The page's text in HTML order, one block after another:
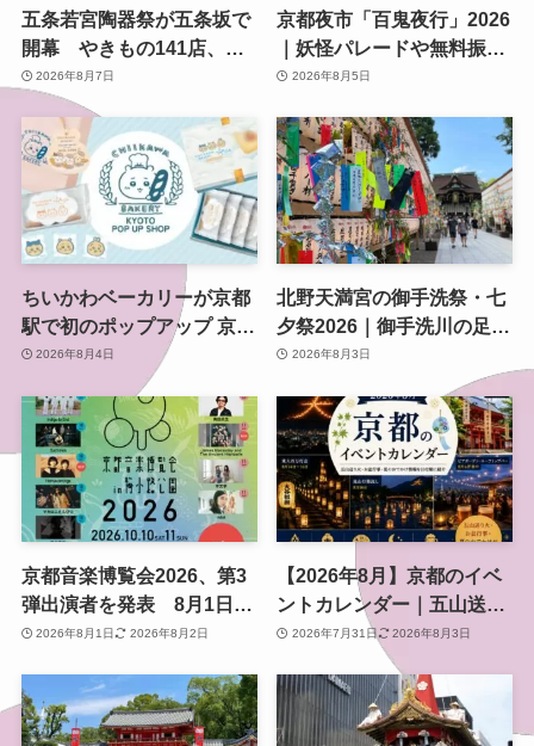
五条若宮陶器祭が五条坂で
開幕 やきもの141店、会
場は五条通の南側にも拡大
2026年8月7日
京都夜市「百鬼夜行」2026
｜妖怪パレードや無料振る
舞いを東本願寺前で開催
2026年8月5日
ちいかわベーカリーが京都
駅で初のポップアップ 京都
限定「ふわふわおたべキャ
ラメル」も、8月13日から
2026年8月4日
北野天満宮の御手洗祭・七
夕祭2026｜御手洗川の足つ
け燈明神事で涼む夏の夜
2026年8月3日
京都音楽博覧会2026、第3
弾出演者を発表 8月1日か
らチケット2次プレオーダ
開催
2026年8月1日 2026年8月2日
【2026年8月】京都のイベ
ントカレンダー｜五山送り
火・お盆行事・夏のおでか
け情報を日付順に紹介
2026年7月31日 2026年8月3日